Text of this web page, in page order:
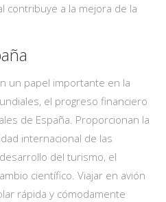
contribuye a la mejora de la
un papel importante en la
el progreso financiero
de España. Proporcionan la
internacional de las
del turismo, el
científico. Viajar en avión
rápida y cómodamente